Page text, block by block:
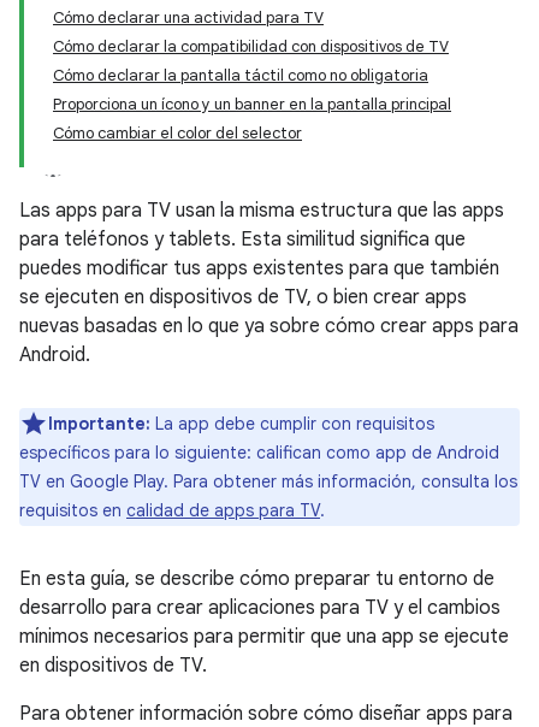
Cómo declarar una actividad para TV
Cómo declarar la compatibilidad con dispositivos de TV
Cómo declarar la pantalla táctil como no obligatoria
Proporciona un ícono y un banner en la pantalla principal
Cómo cambiar el color del selector
Las apps para TV usan la misma estructura que las apps
para teléfonos y tablets. Esta similitud significa que
puedes modificar tus apps existentes para que también
se ejecuten en dispositivos de TV, o bien crear apps
nuevas basadas en lo que ya sobre cómo crear apps para
Android.
Importante: La app debe cumplir con requisitos
específicos para lo siguiente: califican como app de Android
TV en Google Play. Para obtener más información, consulta los
requisitos en calidad de apps para TV.
En esta guía, se describe cómo preparar tu entorno de
desarrollo para crear aplicaciones para TV y el cambios
mínimos necesarios para permitir que una app se ejecute
en dispositivos de TV.
Para obtener información sobre cómo diseñar apps para